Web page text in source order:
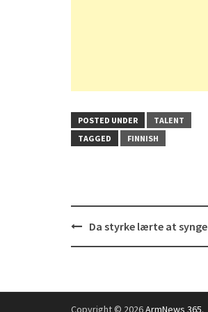
POSTED UNDER
TALENT
TAGGED
FINNISH
PostDa styrke lærte at synge
Copyright © 2026ArmNews 365.